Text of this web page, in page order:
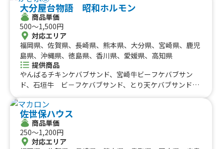
大分屋台物語 昭和ホルモン
商品単価
500〜1,500円
対応エリア
福岡県、佐賀県、長崎県、熊本県、大分県、宮崎県、鹿児
島県、沖縄県、徳島県、香川県、愛媛県、高知県
提供商品
やんばるチキンケバブサンド、宮崎牛ビーフケバブサン
ド、石垣牛 ビ－フケバブサンド、とり天ケバブサンド、
クチキン、タンドリ－チキン、宮崎牛タン串（45cm）、
牛タン焼き、海鮮焼きそば、ホルモン串、海鮮ホタテ焼
き、イカ焼き、揚げたこ焼き、宇佐唐揚げ、トルネ－ドポ
テト、ハリケ－ンポテト、どっ缶 ぎゅーっと 冷やしみか
ん、どっ缶 ぎゅーっと 冷やしパイン、どっ缶 ぎゅーっと
佐世保ハウス
商品単価
250〜1,200円
対応エリア